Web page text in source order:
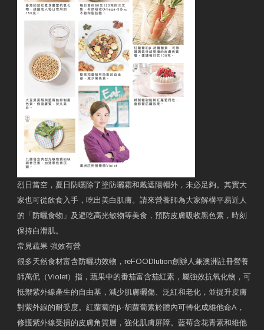
烈日當空，夏日防曬除了塗防曬霜和戴遮陽帽外，未必足夠。其實大
家也可從飲食入手，吃出美白肌膚。請來營養師為大家解構平易近人
的「防曬食物」及避吃高光敏物等美食，預防皮膚吸收黑色素，時刻
保持白滑肌。
常見蔬果 強效有營
很多天然食材富含防曬功效物，reFOODlution創辧人兼澳洲註冊營養
師萬侃（Violet）指，蔬果中的番茄富含茄紅素，屬強效抗氧化物，可
抵禦紫外線產生的自由基，減少肌膚曬傷、泛紅和老化，並提升皮膚
對紫外線的耐受度。紅蘿蔔的β-胡蘿蔔素於體內可轉化成維他命A，
修護紫外線受損的皮膚角質層，強化肌膚屏障。藍莓含花青素和維他